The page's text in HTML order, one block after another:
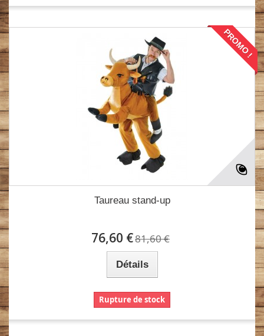
PROMO !
Taureau stand-up
76,60 €81,60 €
Détails
Rupture de stock